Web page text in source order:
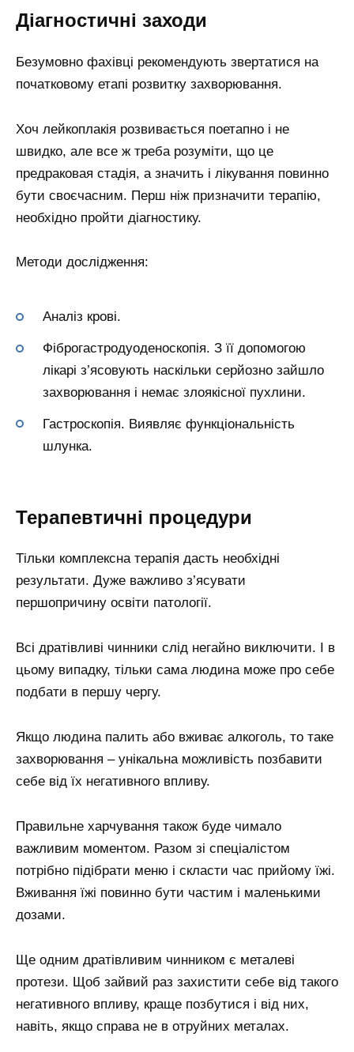
Діагностичні заходи
Безумовно фахівці рекомендують звертатися на
початковому етапі розвитку захворювання.
Хоч лейкоплакія розвивається поетапно і не
швидко, але все ж треба розуміти, що це
предраковая стадія, а значить і лікування повинно
бути своєчасним. Перш ніж призначити терапію,
необхідно пройти діагностику.
Методи дослідження:
Аналіз крові.
Фіброгастродуоденоскопія. З її допомогою
лікарі з’ясовують наскільки серйозно зайшло
захворювання і немає злоякісної пухлини.
Гастроскопія. Виявляє функціональність
шлунка.
Терапевтичні процедури
Тільки комплексна терапія дасть необхідні
результати. Дуже важливо з’ясувати
першопричину освіти патології.
Всі дратівливі чинники слід негайно виключити. І в
цьому випадку, тільки сама людина може про себе
подбати в першу чергу.
Якщо людина палить або вживає алкоголь, то таке
захворювання – унікальна можливість позбавити
себе від їх негативного впливу.
Правильне харчування також буде чимало
важливим моментом. Разом зі спеціалістом
потрібно підібрати меню і скласти час прийому їжі.
Вживання їжі повинно бути частим і маленькими
дозами.
Ще одним дратівливим чинником є металеві
протези. Щоб зайвий раз захистити себе від такого
негативного впливу, краще позбутися і від них,
навіть, якщо справа не в отруйних металах.